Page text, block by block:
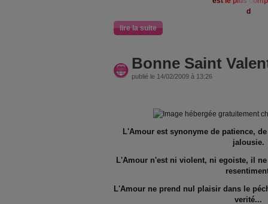
d
lire la suite
Bonne Saint
publié le 14/02/2009 à 13:26
L'Amour est synonyme de patience,
jalousie.
L'Amour n'est ni violent, ni egoiste, il
L'Amour ne prend nul plaisir dans le
verité...